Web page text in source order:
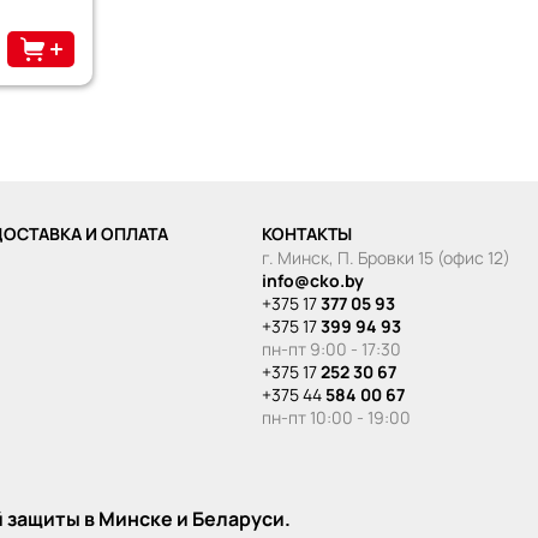
И ОПЛАТА
КОНТАКТЫ
г. Минск, П. Бровки 15 (офис 12)
info@cko.by
+375 17377 05 93
+375 17399 94 93
пн-пт 9:00 - 17:30
+375 17252 30 67
+375 44 584 00 67
пн-пт 10:00 - 19:00
в Минске и Беларуси.